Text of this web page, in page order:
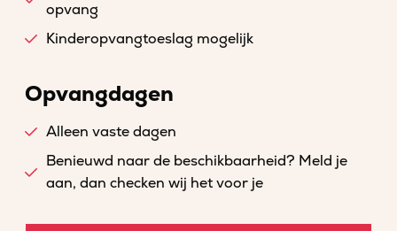
opvang
Kinderopvangtoeslag mogelijk
Opvangdagen
Alleen vaste dagen
Benieuwd naar de beschikbaarheid? Meld je
aan, dan checken wij het voor je